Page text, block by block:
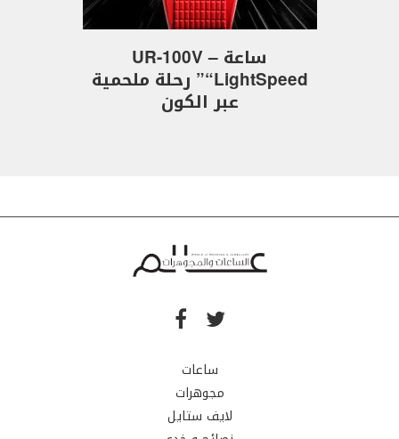
ساعة UR-100V –
“LightSpeed” رحلة ملحمية
عبر الكون
ساعات
مجوهرات
لايف ستايل